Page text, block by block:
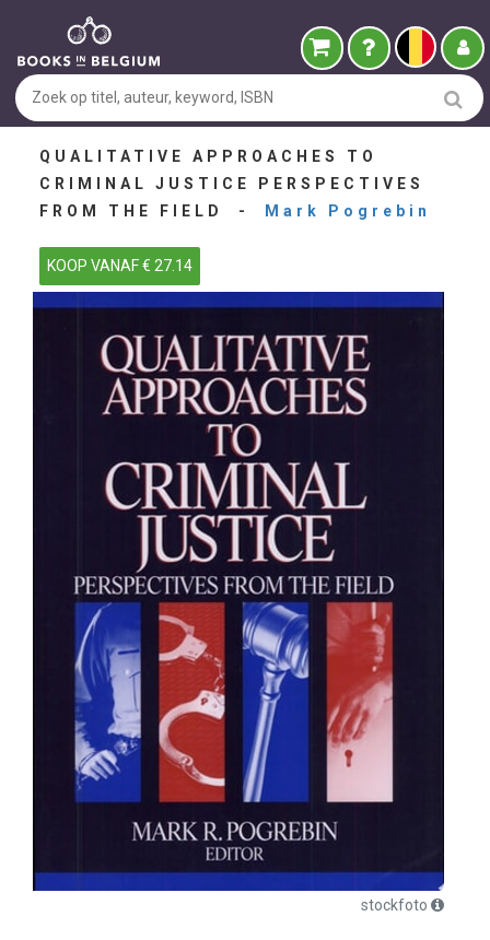
QUALITATIVE APPROACHES TO
CRIMINAL JUSTICE PERSPECTIVES
FROM THE FIELD -
Mark Pogrebin
KOOP VANAF € 27.14
stockfoto